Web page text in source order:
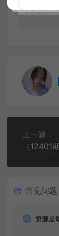
打造高效种草
上一篇：
常见问题
资源是